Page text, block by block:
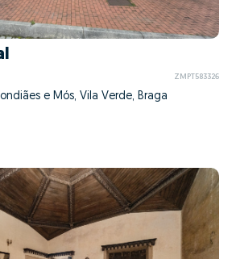
ZMPT583326
e Mós, Vila Verde, Braga